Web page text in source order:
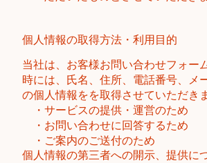
個人情報の取得方法・利用目的
当社は、お客様お問い合わせフォー
時には、氏名、住所、電話番号、メ
の個人情報をを取得させていただき
・サービスの提供・運営のため
​ ・お問い合わせに回答するため
・ご案内のご送付のため
個人情報の第三者への開示、提供に